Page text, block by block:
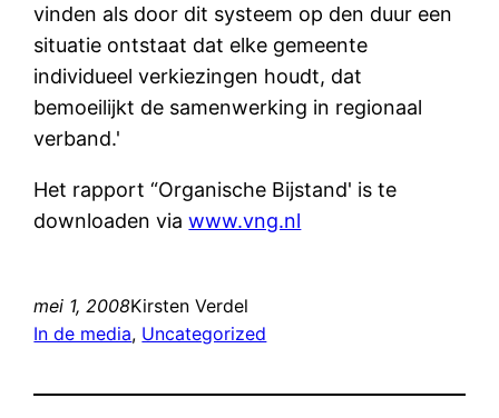
vinden als door dit systeem op den duur een
situatie ontstaat dat elke gemeente
individueel verkiezingen houdt, dat
bemoeilijkt de samenwerking in regionaal
verband.'
Het rapport “Organische Bijstand' is te
downloaden viawww.vng.nl
mei 1, 2008Kirsten Verdel
In de media, Uncategorized